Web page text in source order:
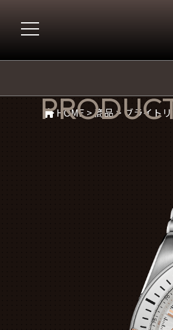
HOME>商品> ブライトリ